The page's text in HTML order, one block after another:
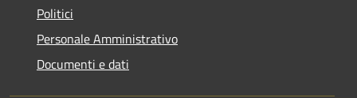
Politici
Personale Amministrativo
Documenti e dati